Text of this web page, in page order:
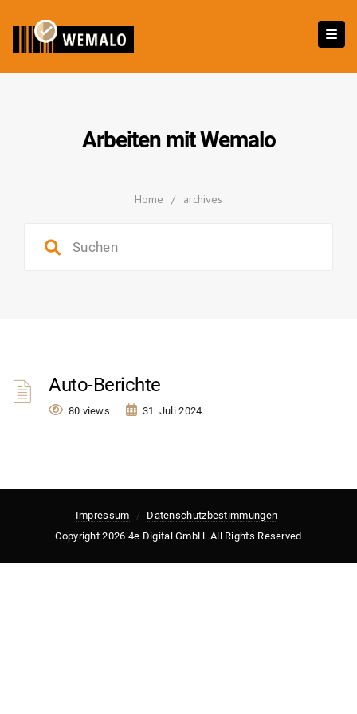
Arbeiten mit Wemalo
Home / archives
Auto-Berichte
80 views 31. Juli 2024
Impressum
Datenschutzbestimmungen
Copyright 2026 4e Digital GmbH. All Rights Reserved